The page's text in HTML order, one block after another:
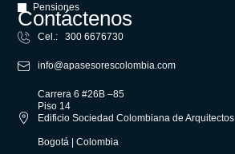
Pensiones
Contáctenos
Cel.: 300 6676730
info@apasesorescolombia.com
Carrera 6 #26B –85
Piso 14
Edificio Sociedad Colombiana de Arquitectos
Bogotá | Colombia